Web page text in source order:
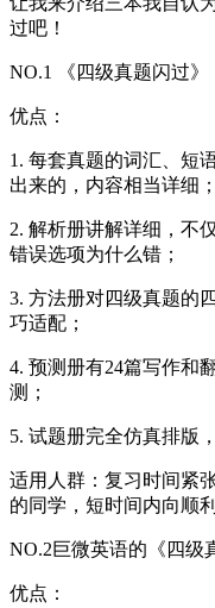
过吧！
NO.1 《四级真题闪过》
优点：
1. 每套真题的词汇、短
出来的，内容相当详细；
2. 解析册讲解详细，不
错误选项为什么错；
3. 方法册对四级真题的
巧适配；
4. 预测册有24篇写作和
测；
5. 试题册完全仿真排版
适用人群：复习时间紧
的同学，短时间内向顺
NO.2巨微英语的《四级
优点：